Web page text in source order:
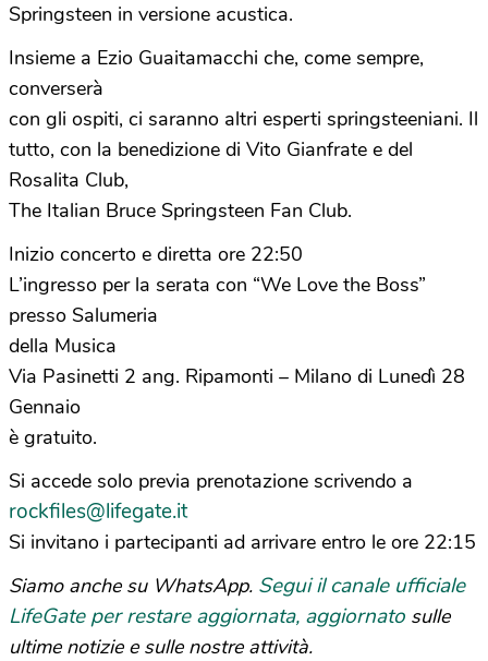
Springsteen in versione acustica.
Insieme a Ezio Guaitamacchi che, come sempre,
converserà
con gli ospiti, ci saranno altri esperti springsteeniani. Il
tutto, con la benedizione di Vito Gianfrate e del
Rosalita Club,
The Italian Bruce Springsteen Fan Club.
Inizio concerto e diretta ore 22:50
L’ingresso per la serata con “We Love the Boss”
presso Salumeria
della Musica
Via Pasinetti 2 ang. Ripamonti – Milano di Lunedì 28
Gennaio
è gratuito.
Si accede solo previa prenotazione scrivendo a
rockfiles@lifegate.it
Si invitano i partecipanti ad arrivare entro le ore 22:15
Siamo anche su WhatsApp. Segui il canale ufficiale
LifeGate per restare aggiornata, aggiornato sulle
ultime notizie e sulle nostre attività.